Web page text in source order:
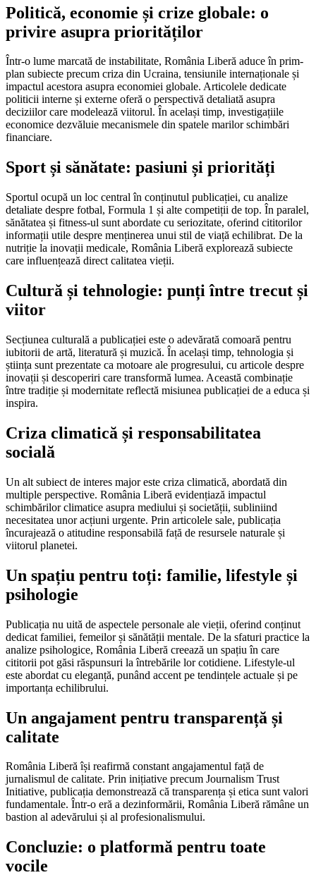
Politică, economie și crize globale: o
privire asupra priorităților
Într-o lume marcată de instabilitate, România Liberă aduce în prim-
plan subiecte precum criza din Ucraina, tensiunile internaționale și
impactul acestora asupra economiei globale. Articolele dedicate
politicii interne și externe oferă o perspectivă detaliată asupra
deciziilor care modelează viitorul. În același timp, investigațiile
economice dezvăluie mecanismele din spatele marilor schimbări
financiare.
Sport și sănătate: pasiuni și priorități
Sportul ocupă un loc central în conținutul publicației, cu analize
detaliate despre fotbal, Formula 1 și alte competiții de top. În paralel,
sănătatea și fitness-ul sunt abordate cu seriozitate, oferind cititorilor
informații utile despre menținerea unui stil de viață echilibrat. De la
nutriție la inovații medicale, România Liberă explorează subiecte
care influențează direct calitatea vieții.
Cultură și tehnologie: punți între trecut și
viitor
Secțiunea culturală a publicației este o adevărată comoară pentru
iubitorii de artă, literatură și muzică. În același timp, tehnologia și
știința sunt prezentate ca motoare ale progresului, cu articole despre
inovații și descoperiri care transformă lumea. Această combinație
între tradiție și modernitate reflectă misiunea publicației de a educa și
inspira.
Criza climatică și responsabilitatea
socială
Un alt subiect de interes major este criza climatică, abordată din
multiple perspective. România Liberă evidențiază impactul
schimbărilor climatice asupra mediului și societății, subliniind
necesitatea unor acțiuni urgente. Prin articolele sale, publicația
încurajează o atitudine responsabilă față de resursele naturale și
viitorul planetei.
Un spațiu pentru toți: familie, lifestyle și
psihologie
Publicația nu uită de aspectele personale ale vieții, oferind conținut
dedicat familiei, femeilor și sănătății mentale. De la sfaturi practice la
analize psihologice, România Liberă creează un spațiu în care
cititorii pot găsi răspunsuri la întrebările lor cotidiene. Lifestyle-ul
este abordat cu eleganță, punând accent pe tendințele actuale și pe
importanța echilibrului.
Un angajament pentru transparență și
calitate
România Liberă își reafirmă constant angajamentul față de
jurnalismul de calitate. Prin inițiative precum Journalism Trust
Initiative, publicația demonstrează că transparența și etica sunt valori
fundamentale. Într-o eră a dezinformării, România Liberă rămâne un
bastion al adevărului și al profesionalismului.
Concluzie: o platformă pentru toate
vocile